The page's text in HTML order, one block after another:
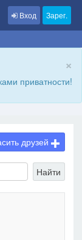
Вход Зарег.
×
приватности!
Найти
друзей